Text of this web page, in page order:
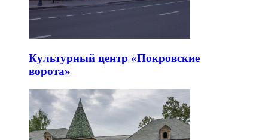
Культурный центр «Покровские
ворота»